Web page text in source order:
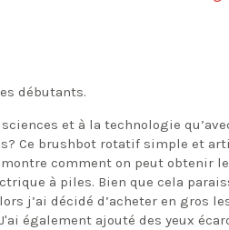
débutants.
et à la technologie
Ce brushbot rotatif simple et
comment on peut obtenir
à piles. Bien que cela
j’ai décidé d’acheter en gros
également ajouté des yeux